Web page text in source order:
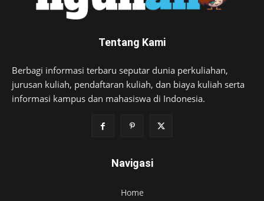
Tentang Kami
Berbagi informasi terbaru seputar dunia perkuliahan,
jurusan kuliah, pendaftaran kuliah, dan biaya kuliah serta
informasi kampus dan mahasiswa di Indonesia.
Navigasi
Home